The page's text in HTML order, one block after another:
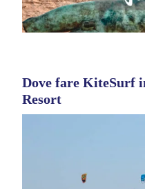
Dove fare KiteSurf
Resort